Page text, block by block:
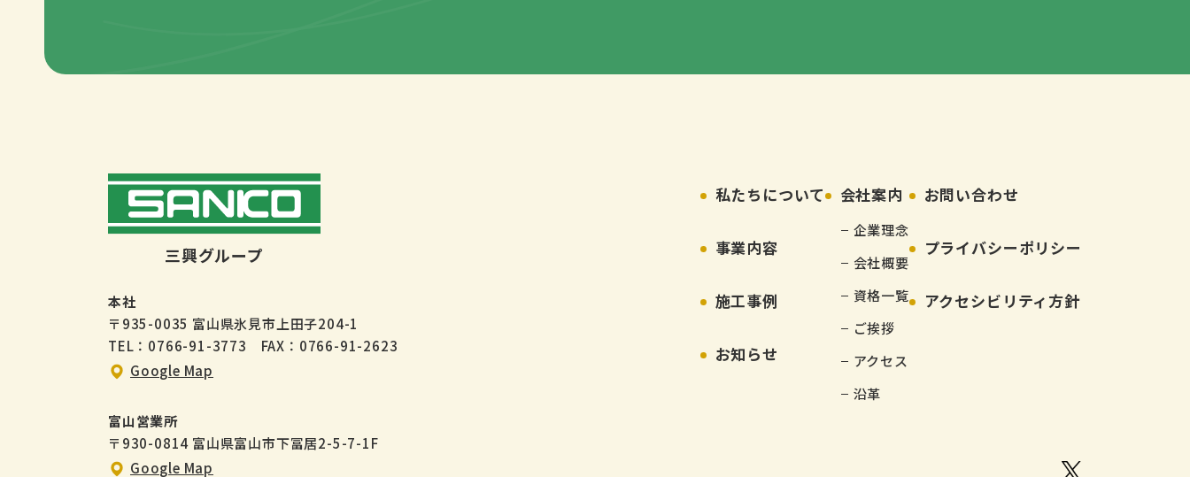
三興グループ
本社
〒935-0035 富山県氷見市上田子204-1
TEL：0766-91-3773 FAX：0766-91-2623
Google Map
富山営業所
〒930-0814 富山県富山市下冨居2-5-7-1F
Google Map
私たちについて
事業内容
施工事例
お知らせ
会社案内
企業理念
会社概要
資格一覧
ご挨拶
アクセス
沿革
お問い合わせ
プライバシーポリシー
アクセシビリティ方針